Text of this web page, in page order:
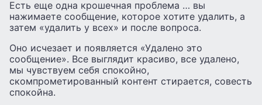
Есть еще одна крошечная проблема … вы
нажимаете сообщение, которое хотите удалить, а
затем «удалить у всех» и после вопроса.
Оно исчезает и появляется «Удалено это
сообщение». Все выглядит красиво, все удалено,
мы чувствуем себя спокойно,
скомпрометированный контент стирается, совесть
спокойна.